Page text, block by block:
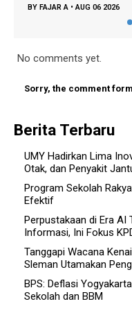
BY FAJAR A •AUG 06 2026
No comments yet.
Sorry, the comment
Berita Terbaru
UMY Hadirkan Lima
Otak, dan Penyakit
Program Sekolah
Efektif
Perpustakaan di Era AI
Informasi, Ini Fokus
Tanggapi Wacana
Sleman Utamakan
BPS: Deflasi
Sekolah dan BBM